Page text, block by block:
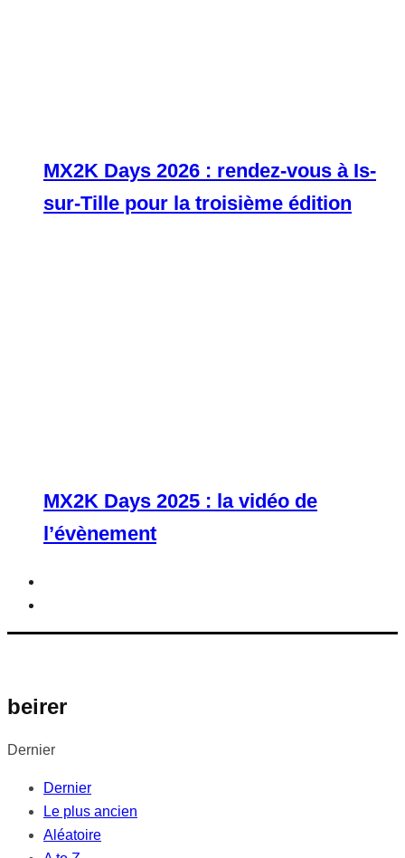
MX2K Days 2026 : rendez-vous à Is-
sur-Tille pour la troisième édition
MX2K Days 2025 : la vidéo de
l’évènement
beirer
Dernier
Dernier
Le plus ancien
Aléatoire